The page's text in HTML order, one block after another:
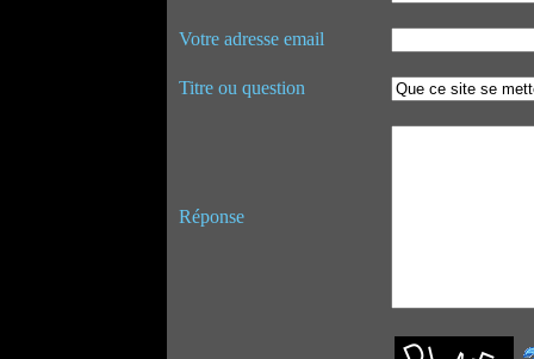
Votre adresse email
Titre ou question
Réponse